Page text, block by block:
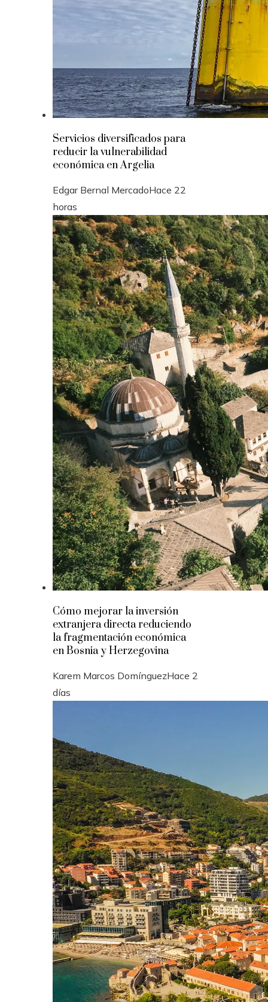
Servicios diversificados para
reducir la vulnerabilidad
económica en Argelia
Edgar Bernal MercadoHace 22
horas
Cómo mejorar la inversión
extranjera directa reduciendo
la fragmentación económica
en Bosnia y Herzegovina
Karem Marcos DomínguezHace 2
días